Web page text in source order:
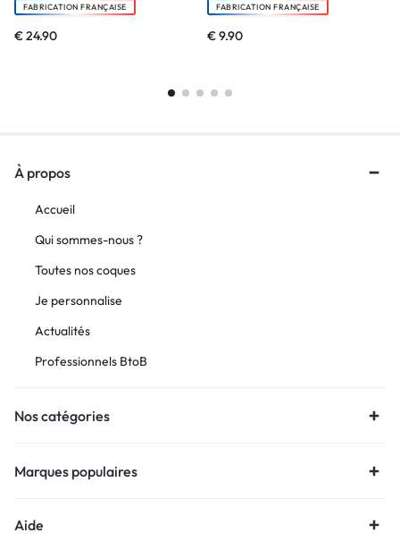
FABRICATION FRANÇAISE
€24.90
FABRICATION FRANÇAISE
€9.90
À propos
Accueil
Qui sommes-nous ?
Toutes nos coques
Je personnalise
Actualités
Professionnels BtoB
Nos catégories
Marques populaires
Aide